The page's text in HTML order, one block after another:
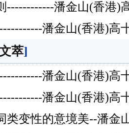
------------潘金山(香港)
潘金山(香港)高
萃]
潘金山(香港)高
潘金山(香港)高
类变性的意境美--潘金